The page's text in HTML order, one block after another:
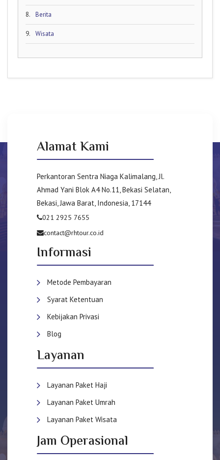
8. Berita
9. Wisata
Alamat Kami
Perkantoran Sentra Niaga Kalimalang, Jl.
Ahmad Yani Blok A4 No.11, Bekasi Selatan,
Bekasi, Jawa Barat, Indonesia, 17144
021 2925 7655
contact@rhtour.co.id
Informasi
Metode Pembayaran
Syarat Ketentuan
Kebijakan Privasi
Blog
Layanan
Layanan Paket Haji
Layanan Paket Umrah
Layanan Paket Wisata
Jam Operasional